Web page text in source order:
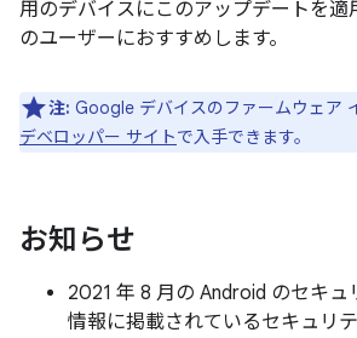
用のデバイスにこのアップデートを適
のユーザーにおすすめします。
注: Google デバイスのファームウェア
デベロッパー サイトで入手できます。
お知らせ
2021 年 8 月の Android のセキュ
情報に掲載されているセキュリ